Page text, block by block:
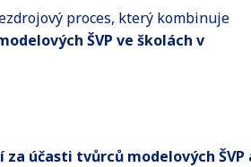
proces, který kombinuje
ŠVP ve školách v
účasti tvůrců modelových ŠVP